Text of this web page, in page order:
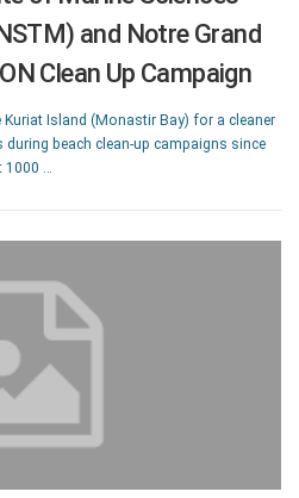
and Notre Grand
Clean Up Campaign
Island (Monastir Bay) for a cleaner
beach clean-up campaigns since
1000 …